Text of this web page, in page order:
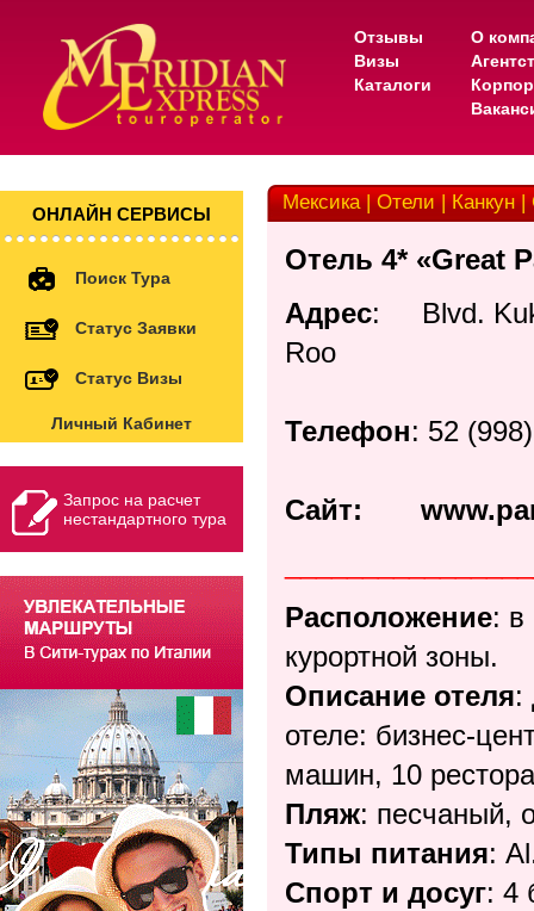
Отзывы
Визы
Каталоги
О
ОНЛАЙН СЕРВИСЫ
Поиск Тура
Статус Заявки
Статус Визы
Личный Кабинет
Запрос на расчет
нестандартного тура
Мексика | Отели | Канкун
Отель 4* «Great
Адрес: Blvd.
Roo
Телефон: 52
Сайт:
Расположение: в
курортной зоны.
Описание отеля:
отеле: бизнес-
машин, 10
Пляж: песчаный,
Типы питания:
Спорт и досуг: 4